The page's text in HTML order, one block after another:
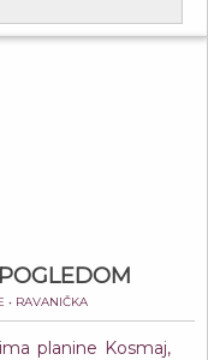
• RAVANIČKA
planine Kosmaj,